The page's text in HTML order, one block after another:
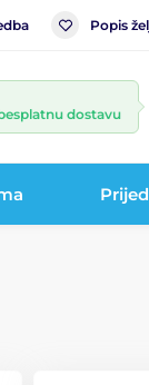
Popis
dostavu